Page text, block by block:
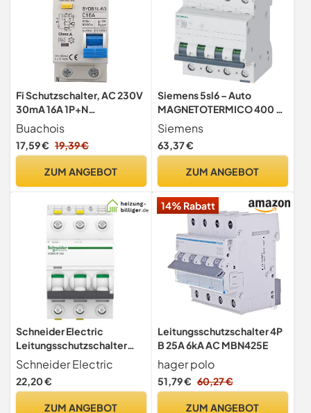
Fi Schutzschalter, AC 230V
30mA 16A 1P+N
Leitungsschutzschalter, A
Typ C16 Einpolig
Leistungsschalter
Überlastschutz
Fehlerstromschutzschalter
FI/LS Schalter
Buachois
17,59 € 19,39 €
ZUM ANGEBOT
Siemens 5sl6 – Auto
MAGNETOTERMICO 400 V
6 kA 3 + Neutral polig B 16 A
Siemens
63,37 €
ZUM ANGEBOT
Schneider Electric
Leitungsschutzschalter
Acti9 iC60N, A9F03316
Schneider Electric
22,20 €
ZUM ANGEBOT
14% Rabatt
Leitungsschutzschalter 4P
B 25A 6kA AC MBN425E
hager polo
51,79 € 60,27 €
ZUM ANGEBOT